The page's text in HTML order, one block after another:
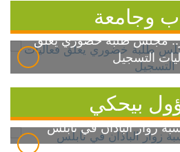
وجامعة
مجلس طلبة خضوري يعلق
التسجيل
بيحكي
زوار الباذان في نابلس